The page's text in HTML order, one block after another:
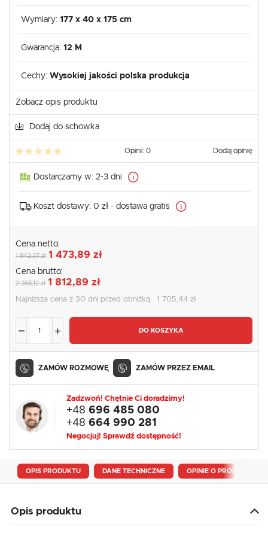
Wymiary: 177 x 40 x 175 cm
Gwarancja: 12 M
Cechy: Wysokiej jakości polska produkcja
Zobacz opis produktu
Dodaj do schowka
Opinii: 0 Dodaj opinię
Dostarczamy w: 2-3 dni
Koszt dostawy: 0 zł - dostawa gratis
Cena netto:
1 842,37 zł 1 473,89 zł
Cena brutto:
2 266,12 zł 1 812,89 zł
Najniższa cena z 30 dni przed obniżką: 1 705,44 zł
DO KOSZYKA
ZAMÓW ROZMOWĘ ZAMÓW PRZEZ EMAIL
Zadzwoń! Chętnie Ci doradzimy!
+48 696 485 080
+48 664 990 281
Negocjuj! Sprawdź dostępność!
OPIS PRODUKTU DANE TECHNICZNE OPINIE O PRODUKCIE
Opis produktu